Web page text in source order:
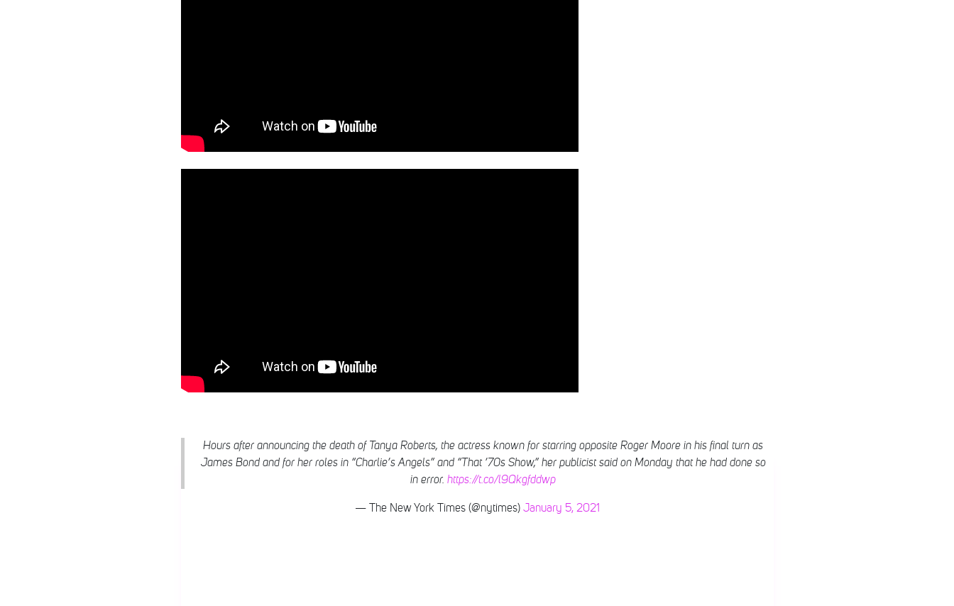
Hours after announcing the death of Tanya Roberts, the actress known for starring opposite Roger Moore in his final turn as
James Bond and for her roles in “Charlie’s Angels” and “That ’70s Show,” her publicist said on Monday that he had done so
in error. https://t.co/l9Qkgfddwp
— The New York Times (@nytimes) January 5, 2021